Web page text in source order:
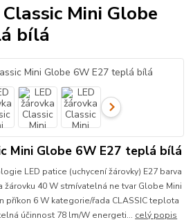
Mini Globe
bílá
Mini Globe 6W E27 teplá bílá
LED patice (uchycení žárovky) E27 barva
40 W stmívatelná ne tvar Globe Mini
příkon 6 W kategorie/řada CLASSIC teplota
účinnost 78 lm/W energeti... celý popis